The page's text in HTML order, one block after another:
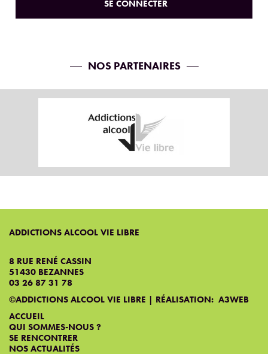
NOS PARTENAIRES
ADDICTIONS ALCOOL VIE LIBRE
8 RUE RENÉ CASSIN
51430 BEZANNES
03 26 87 31 78
©ADDICTIONS ALCOOL VIE LIBRE | RÉALISATION: A3WEB
ACCUEIL
QUI SOMMES-NOUS ?
SE RENCONTRER
NOS ACTUALITÉS